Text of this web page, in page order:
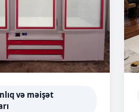
və məişət